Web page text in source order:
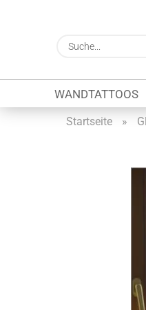
WANDTATTOOS
Startseite »